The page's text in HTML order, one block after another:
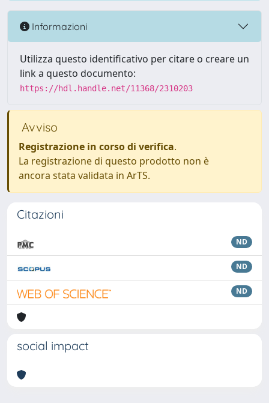
Informazioni
Utilizza questo identificativo per citare o creare un
link a questo documento:
https://hdl.handle.net/11368/2310203
Avviso
Registrazione in corso di verifica.
La registrazione di questo prodotto non è
ancora stata validata in ArTS.
Citazioni
ND
ND
ND
social impact